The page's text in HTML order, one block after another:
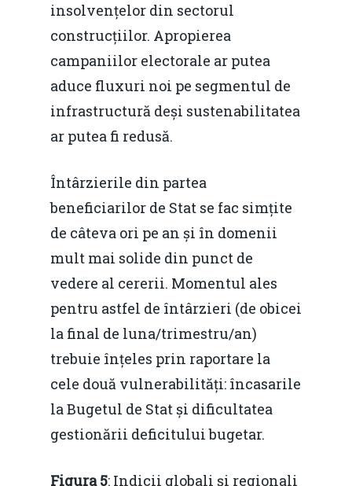
insolvențelor din sectorul
construcțiilor. Apropierea
campaniilor electorale ar putea
aduce fluxuri noi pe segmentul de
infrastructură deși sustenabilitatea
ar putea fi redusă.
Întârzierile din partea
beneficiarilor de Stat se fac simțite
de câteva ori pe an și în domenii
mult mai solide din punct de
vedere al cererii. Momentul ales
pentru astfel de întârzieri (de obicei
la final de luna/trimestru/an)
trebuie înțeles prin raportare la
cele două vulnerabilități: încasarile
la Bugetul de Stat și dificultatea
gestionării deficitului bugetar.
Figura 5: Indicii globali și regionali